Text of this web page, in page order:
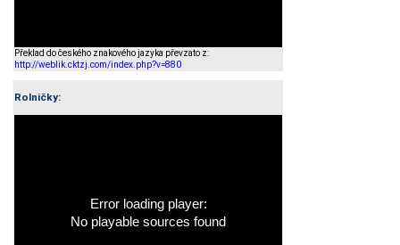
Překlad do českého znakového jazyka převzato z:
http://weblik.cktzj.com/index.php?v=880
Rolničky:
Error loading player:
No playable sources found